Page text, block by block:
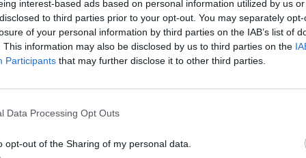
interest-based ads based on personal information utilized by us
to third parties prior to your opt-out. You may separately
of your personal information by third parties on the IAB’s list of
This information may also be disclosed by us to third parties on the
Participants that may further disclose it to other third parties.
Data Processing Opt Outs
opt-out of the Sharing of my personal data.